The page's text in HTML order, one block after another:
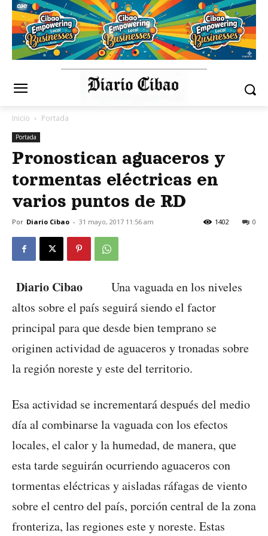
Inicio Portada
Portada
Pronostican aguaceros y
tormentas eléctricas en
varios puntos de RD
Por Diario Cibao - 31 mayo, 2017 11:56 am 0
1402
Diario Cibao Una vaguada en los niveles
altos sobre el país seguirá siendo el factor
principal para que desde bien temprano se
originen actividad de aguaceros y tronadas sobre
la región noreste y este del territorio.
Esa actividad se incrementará después del medio
día al combinarse la vaguada con los efectos
locales, el calor y la humedad, de manera, que
esta tarde seguirán ocurriendo aguaceros con
tormentas eléctricas y aisladas ráfagas de viento
sobre el centro del país, porción central de la zona
fronteriza, las regiones este y noreste. Estas